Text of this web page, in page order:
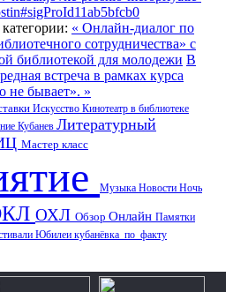
« Онлайн-диалог по
сотрудничества» с
библиотекой для молодежи В
встреча в рамках курса
не бывает». »
Искусство Кинотеатр в библиотеке
Кубанев Литературный
Мастер класс
Музыка Новости Ночь
ОХЛ Обзор Онлайн Памятки
Юбилеи кубанёвка_по_факту